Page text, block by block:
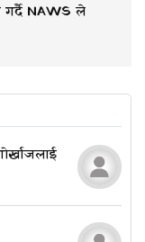
गर्दै NAWS ले